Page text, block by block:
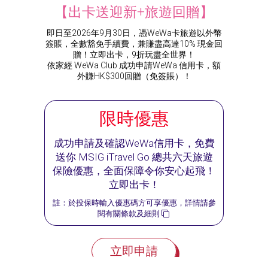
【出卡送迎新+旅遊回贈】
即日至2026年9月30日，憑WeWa卡旅遊以外幣
簽賬，全數豁免手續費，兼賺盡高達10% 現金回
贈！立即出卡，9折玩盡全世界！
依家經 WeWa Club 成功申請WeWa 信用卡，額
外賺HK$300回贈（免簽賬）！
限時優惠
成功申請及確認WeWa信用卡，免費
送你 MSIG iTravel Go 總共六天旅遊
保險優惠，全面保障令你安心起飛！
立即出卡！
註：於投保時輸入優惠碼方可享優惠，詳情請參
閱有關條款及細則
立即申請